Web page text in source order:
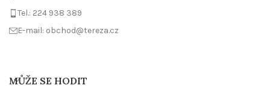
Tel.: 224 938 389
E-mail: obchod@tereza.cz
MŮŽE SE HODIT